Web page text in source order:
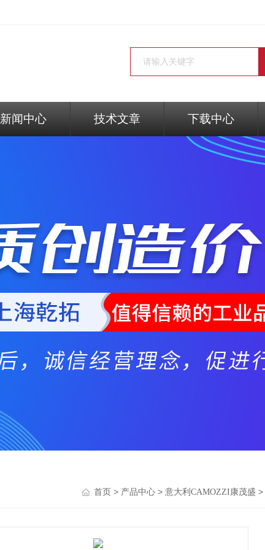
新闻中心 技术文章 下载中心
首页 > 产品中心 > 意大利CAMOZZI康茂盛 >